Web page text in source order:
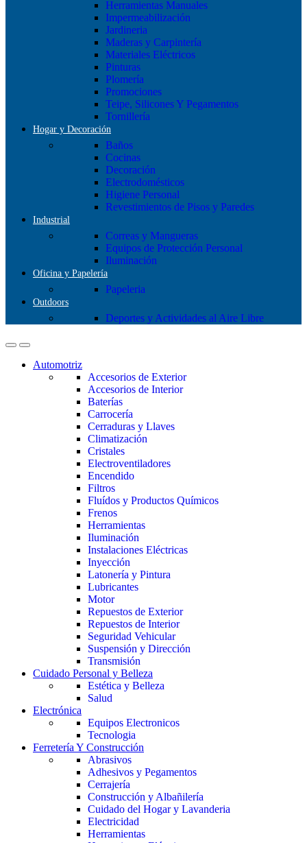
Herramientas Manuales
Impermeabilización
Jardineria
Maderas y Carpintería
Materiales Eléctricos
Pinturas
Plomería
Promociones
Teipe, Silicones Y Pegamentos
Tornillería
Hogar y Decoración
Baños
Cocinas
Decoración
Electrodomésticos
Higiene Personal
Revestimientos de Pisos y Paredes
Industrial
Correas y Mangueras
Equipos de Protección Personal
Iluminación
Oficina y Papelería
Papeleria
Outdoors
Deportes y Actividades al Aire Libre
Automotriz
Accesorios de Exterior
Accesorios de Interior
Baterías
Carrocería
Cerraduras y Llaves
Climatización
Cristales
Electroventiladores
Encendido
Filtros
Fluídos y Productos Químicos
Frenos
Herramientas
Iluminación
Instalaciones Eléctricas
Inyección
Latonería y Pintura
Lubricantes
Motor
Repuestos de Exterior
Repuestos de Interior
Seguridad Vehicular
Suspensión y Dirección
Transmisión
Cuidado Personal y Belleza
Estética y Belleza
Salud
Electrónica
Equipos Electronicos
Tecnologia
Ferretería Y Construcción
Abrasivos
Adhesivos y Pegamentos
Cerrajería
Construcción y Albañilería
Cuidado del Hogar y Lavanderia
Electricidad
Herramientas